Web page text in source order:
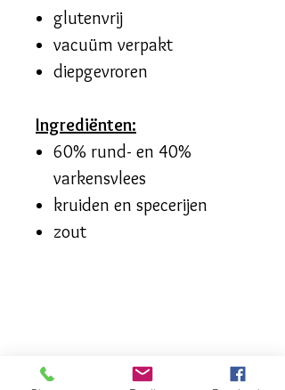
glutenvrij
vacuüm verpakt
diepgevroren
Ingrediënten:
60% rund- en 40%
varkensvlees
kruiden en specerijen
zout